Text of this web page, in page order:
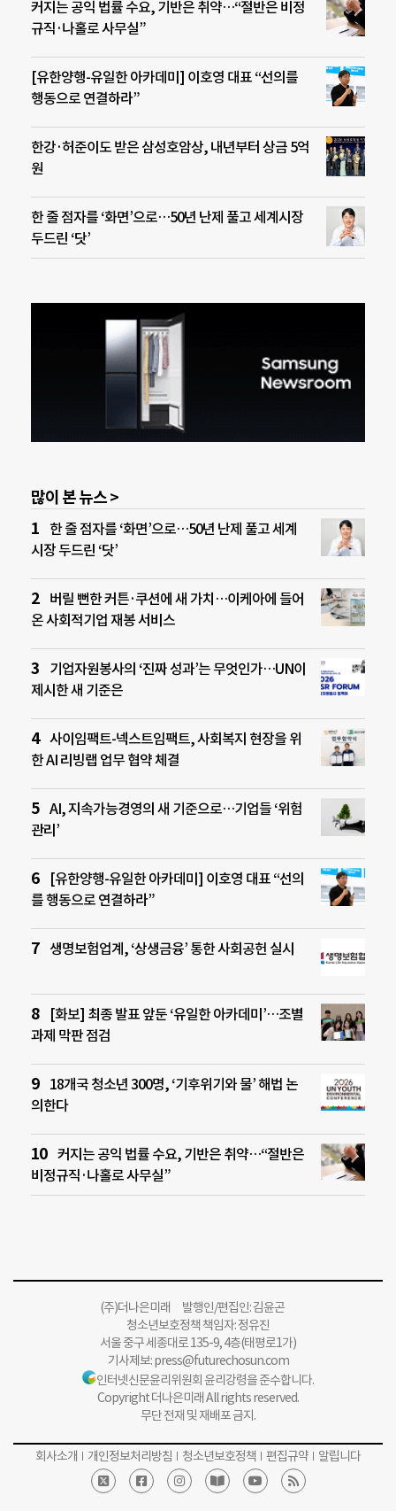
커지는 공익 법률 수요, 기반은 취약…“절반은 비정
규직·나홀로 사무실”
[유한양행-유일한 아카데미] 이호영 대표 “선의를
행동으로 연결하라”
한강·허준이도 받은 삼성호암상, 내년부터 상금 5억
원
한 줄 점자를 ‘화면’으로…50년 난제 풀고 세계시장
두드린 ‘닷’
많이 본 뉴스 >
한 줄 점자를 ‘화면’으로…50년 난제 풀고 세계
시장 두드린 ‘닷’
버릴 뻔한 커튼·쿠션에 새 가치…이케아에 들어
온 사회적기업 재봉 서비스
기업자원봉사의 ‘진짜 성과’는 무엇인가…UN이
제시한 새 기준은
사이임팩트-넥스트임팩트, 사회복지 현장을 위
한 AI 리빙랩 업무 협약 체결
AI, 지속가능경영의 새 기준으로…기업들 ‘위험
관리’
[유한양행-유일한 아카데미] 이호영 대표 “선의
를 행동으로 연결하라”
생명보험업계, ‘상생금융’ 통한 사회공헌 실시
[화보] 최종 발표 앞둔 ‘유일한 아카데미’…조별
과제 막판 점검
18개국 청소년 300명, ‘기후위기와 물’ 해법 논
의한다
커지는 공익 법률 수요, 기반은 취약…“절반은
비정규직·나홀로 사무실”
(주)더나은미래 발행인/편집인: 김윤곤
청소년보호정책 책임자: 정유진
서울 중구 세종대로 135-9, 4층(태평로1가)
기사제보:press@futurechosun.com
인터넷신문윤리위원회 윤리강령을 준수합니다.
Copyright 더나은미래 All rights reserved.
무단 전재 및 재배포 금지.
회사소개 개인정보처리방침 청소년보호정책 편집규약 알립니다